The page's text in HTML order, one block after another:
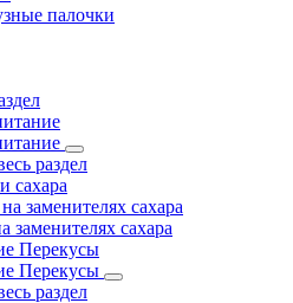
палочки
раздел
сахара
заменителях сахара
заменителях сахара
Перекусы
Перекусы
раздел